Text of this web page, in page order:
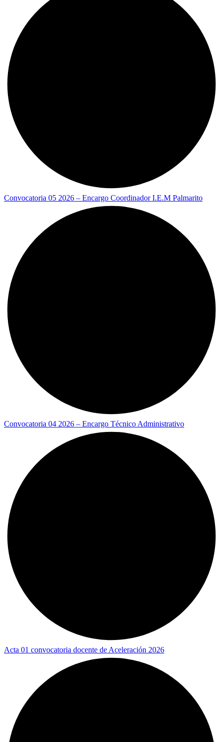
Convocatoria 05 2026 – Encargo Coordinador I.E.M Palmarito
Convocatoria 04 2026 – Encargo Técnico Administrativo
Acta 01 convocatoria docente de Aceleración 2026